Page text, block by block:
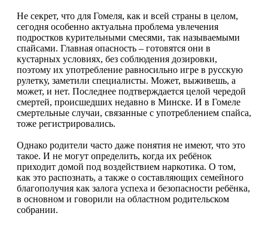
Не секрет, что для Гомеля, как и всей страны в целом,
сегодня особенно актуальна проблема увлечения
подростков курительными смесями, так называемыми
спайсами. Главная опасность – готовятся они в
кустарных условиях, без соблюдения дозировки,
поэтому их употребление равносильно игре в русскую
рулетку, заметили специалисты. Может, выживешь, а
может, и нет. Последнее подтверждается целой чередой
смертей, происшедших недавно в Минске. И в Гомеле
смертельные случаи, связанные с употреблением спайса,
тоже регистрировались.
Однако родители часто даже понятия не имеют, что это
такое. И не могут определить, когда их ребёнок
приходит домой под воздействием наркотика. О том,
как это распознать, а также о составляющих семейного
благополучия как залога успеха и безопасности ребёнка,
в основном и говорили на областном родительском
собрании.